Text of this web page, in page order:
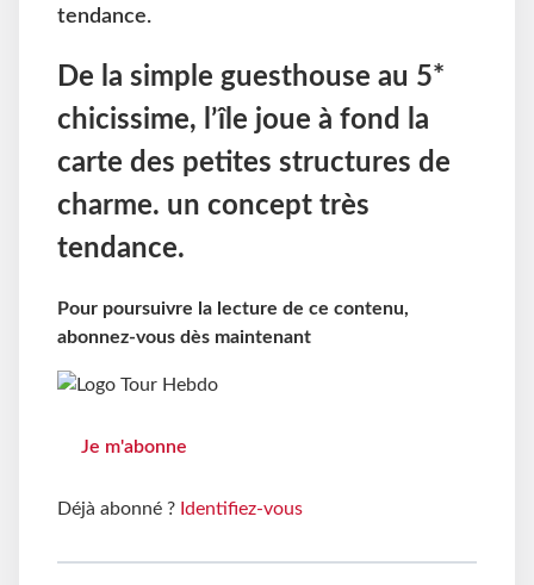
tendance.
De la simple guesthouse au 5*
chicissime, l’île joue à fond la
carte des petites structures de
charme. un concept très
tendance.
Pour poursuivre la lecture de ce contenu,
abonnez-vous dès maintenant
Je m'abonne
Déjà abonné ? Identifiez-vous